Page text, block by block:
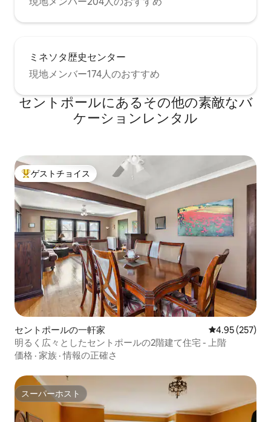
ミネソタ歴史センター
現地メンバー174人のおすすめ
セントポールにあるその他の素敵なバ
ケーションレンタル
大好評のゲストチョイスです。
ゲストチョイス
セントポールの一軒家 レビュー257
4.95 (257)
明るく広々としたセントポールの2階建て住宅 - 上階
価格 · 家族 ·情報の正確さ
スーパーホスト
スーパーホスト